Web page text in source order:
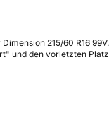
215/60 R16 99V.
und den vorletzten Platz